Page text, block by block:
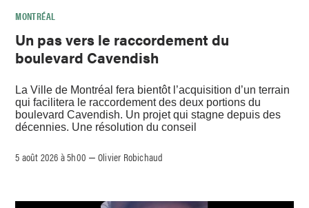
MONTRÉAL
Un pas vers le raccordement du
boulevard Cavendish
La Ville de Montréal fera bientôt l’acquisition d’un terrain
qui facilitera le raccordement des deux portions du
boulevard Cavendish. Un projet qui stagne depuis des
décennies. Une résolution du conseil
5 août 2026 à 5h00 –Olivier Robichaud